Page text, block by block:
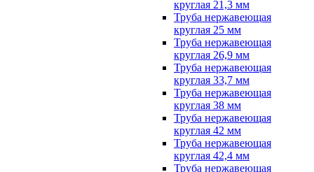
круглая 21,3 мм
Труба нержавеющая
круглая 25 мм
Труба нержавеющая
круглая 26,9 мм
Труба нержавеющая
круглая 33,7 мм
Труба нержавеющая
круглая 38 мм
Труба нержавеющая
круглая 42 мм
Труба нержавеющая
круглая 42,4 мм
Труба нержавеющая